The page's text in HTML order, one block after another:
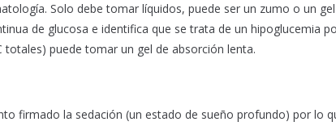
Solo debe tomar líquidos, puede ser un zumo o un
de glucosa e identifica que se trata de un hipoglucemia
totales) puede tomar un gel de absorción lenta.
firmado la sedación (un estado de sueño profundo) por lo